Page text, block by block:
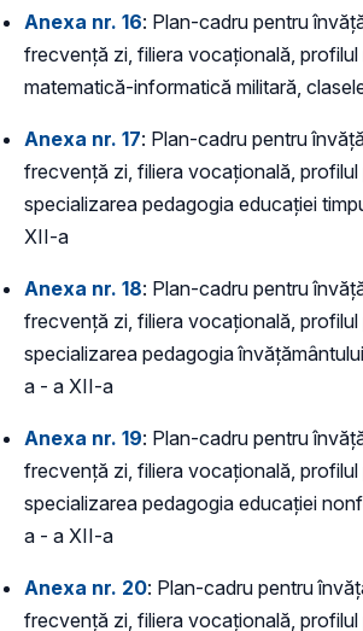
Anexa nr. 16: Plan-cadru pentru
frecvență zi, filiera vocațională, profilul
matematică-informatică militară,
Anexa nr. 17: Plan-cadru pentru
frecvență zi, filiera vocațională, profilul
specializarea pedagogia educației
XII-a
Anexa nr. 18: Plan-cadru pentru
frecvență zi, filiera vocațională, profilul
specializarea pedagogia
a - a XII-a
Anexa nr. 19: Plan-cadru pentru
frecvență zi, filiera vocațională, profilul
specializarea pedagogia educației
a - a XII-a
Anexa nr. 20: Plan-cadru pentru
frecvență zi, filiera vocațională, profilul